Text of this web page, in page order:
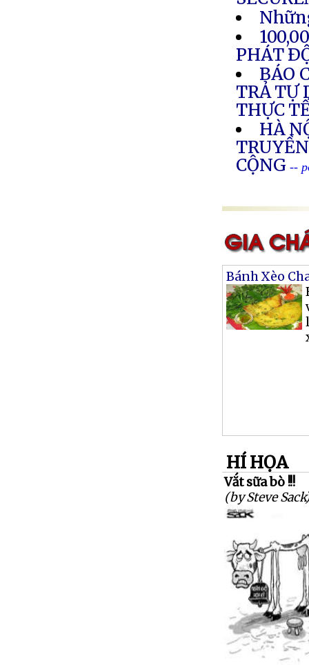
PHÁT
BÁO
TRẢ TỰ
THỰC
HÀ
CỘNG--
Bánh Xèo
HÍ HỌA
Vắt sữa bò !!!
(by Steve